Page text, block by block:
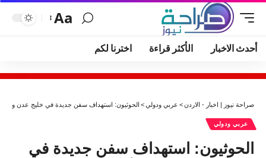
Aa
أحدث الاخبار الأكثر قراءة اخترنا لكم
صراحة نيوز | اخبار - الاردن> عربي ودولي> الحوثيون: استهداف سفن جديدة في خليج عدن والبحر
عربي ودولي
الحوثيون: استهداف سفن جديدة في